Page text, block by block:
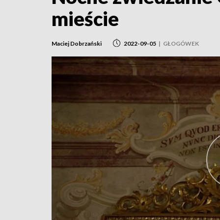
mieście
Maciej Dobrzański 2022-09-05 | GŁOGÓWEK